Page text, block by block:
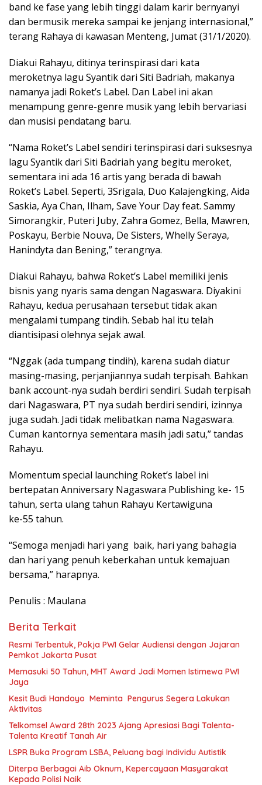
band ke fase yang lebih tinggi dalam karir bernyanyi
dan bermusik mereka sampai ke jenjang internasional,”
terang Rahaya di kawasan Menteng, Jumat (31/1/2020).
Diakui Rahayu, ditinya terinspirasi dari kata
meroketnya lagu Syantik dari Siti Badriah, makanya
namanya jadi Roket’s Label. Dan Label ini akan
menampung genre-genre musik yang lebih bervariasi
dan musisi pendatang baru.
“Nama Roket’s Label sendiri terinspirasi dari suksesnya
lagu Syantik dari Siti Badriah yang begitu meroket,
sementara ini ada 16 artis yang berada di bawah
Roket’s Label. Seperti, 3Srigala, Duo Kalajengking, Aida
Saskia, Aya Chan, Ilham, Save Your Day feat. Sammy
Simorangkir, Puteri Juby, Zahra Gomez, Bella, Mawren,
Poskayu, Berbie Nouva, De Sisters, Whelly Seraya,
Hanindyta dan Bening,” terangnya.
Diakui Rahayu, bahwa Roket’s Label memiliki jenis
bisnis yang nyaris sama dengan Nagaswara. Diyakini
Rahayu, kedua perusahaan tersebut tidak akan
mengalami tumpang tindih. Sebab hal itu telah
diantisipasi olehnya sejak awal.
“Nggak (ada tumpang tindih), karena sudah diatur
masing-masing, perjanjiannya sudah terpisah. Bahkan
bank account-nya sudah berdiri sendiri. Sudah terpisah
dari Nagaswara, PT nya sudah berdiri sendiri, izinnya
juga sudah. Jadi tidak melibatkan nama Nagaswara.
Cuman kantornya sementara masih jadi satu,” tandas
Rahayu.
Momentum special launching Roket’s label ini
bertepatan Anniversary Nagaswara Publishing ke- 15
tahun, serta ulang tahun Rahayu Kertawiguna
ke-55 tahun.
“Semoga menjadi hari yang baik, hari yang bahagia
dan hari yang penuh keberkahan untuk kemajuan
bersama,” harapnya.
Penulis : Maulana
Berita Terkait
Resmi Terbentuk, Pokja PWI Gelar Audiensi dengan Jajaran
Pemkot Jakarta Pusat
Memasuki 50 Tahun, MHT Award Jadi Momen Istimewa PWI
Jaya
Kesit Budi Handoyo Meminta Pengurus Segera Lakukan
Aktivitas
Telkomsel Award 28th 2023 Ajang Apresiasi Bagi Talenta-
Talenta Kreatif Tanah Air
LSPR Buka Program LSBA, Peluang bagi Individu Autistik
Diterpa Berbagai Aib Oknum, Kepercayaan Masyarakat
Kepada Polisi Naik